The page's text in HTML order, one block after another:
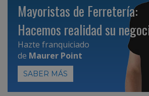
Mayoristas de Ferretería:
Hacemos realidad su
Hazte franquiciado
de Maurer Point
SABER MÁS